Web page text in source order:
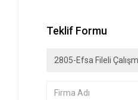
Teklif Formu